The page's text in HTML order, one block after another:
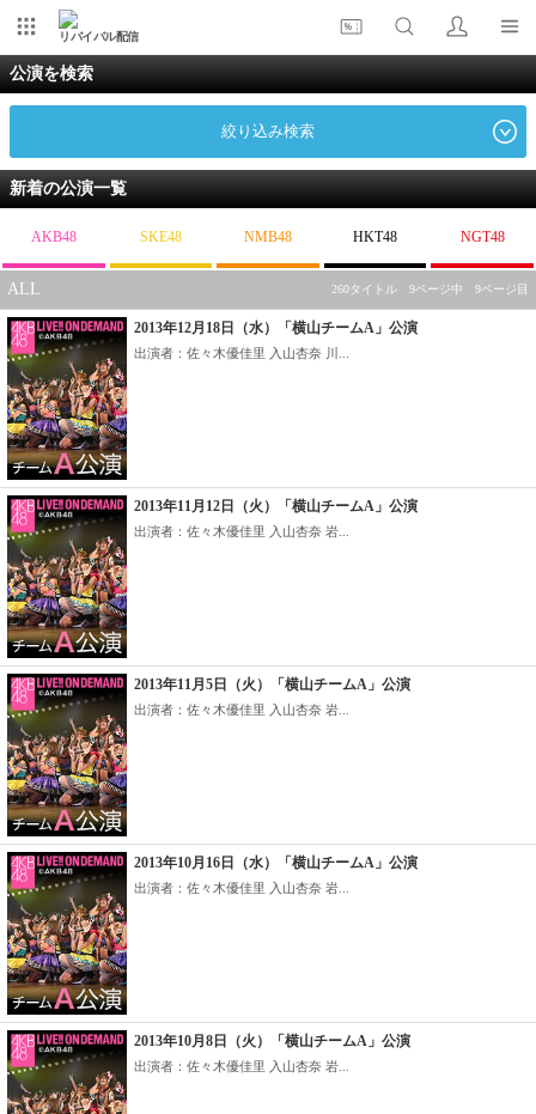
リバイバル配信
公演を検索
絞り込み検索
新着の公演一覧
AKB48 SKE48 NMB48 HKT48 NGT48
ALL 260タイトル 9ページ中 9ページ目
2013年12月18日（水）「横山チームA」公演
出演者：佐々木優佳里 入山杏奈 川...
2013年11月12日（火）「横山チームA」公演
出演者：佐々木優佳里 入山杏奈 岩...
2013年11月5日（火）「横山チームA」公演
出演者：佐々木優佳里 入山杏奈 岩...
2013年10月16日（水）「横山チームA」公演
出演者：佐々木優佳里 入山杏奈 岩...
2013年10月8日（火）「横山チームA」公演
出演者：佐々木優佳里 入山杏奈 岩...